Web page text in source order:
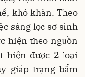
khó khăn. Theo
sàng lọc sơ sinh
hiện theo nguồn
hiện được 2 loại
giáp trạng bẩm